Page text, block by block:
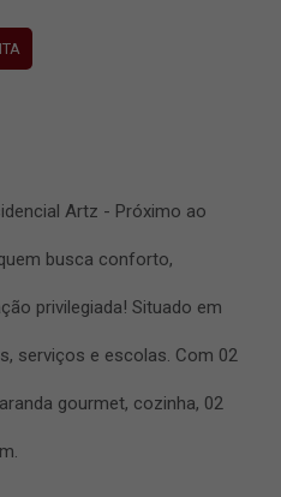
Artz - Próximo ao
busca conforto,
privilegiada! Situado em
serviços e escolas. Com 02
gourmet, cozinha, 02